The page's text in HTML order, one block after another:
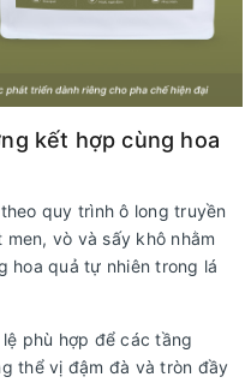
kết hợp cùng hoa
quy trình ô long truyền
vò và sấy khô nhằm
hoa quả tự nhiên trong lá
phù hợp để các tầng
thể vị đậm đà và tròn đầy